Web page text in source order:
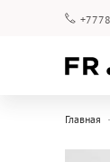
Главная